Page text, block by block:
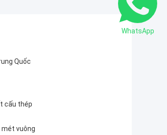
Quốc
cấu thép
mét vuông
WhatsApp